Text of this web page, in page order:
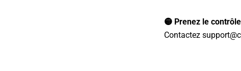
🟡 Prenez le
Contactez